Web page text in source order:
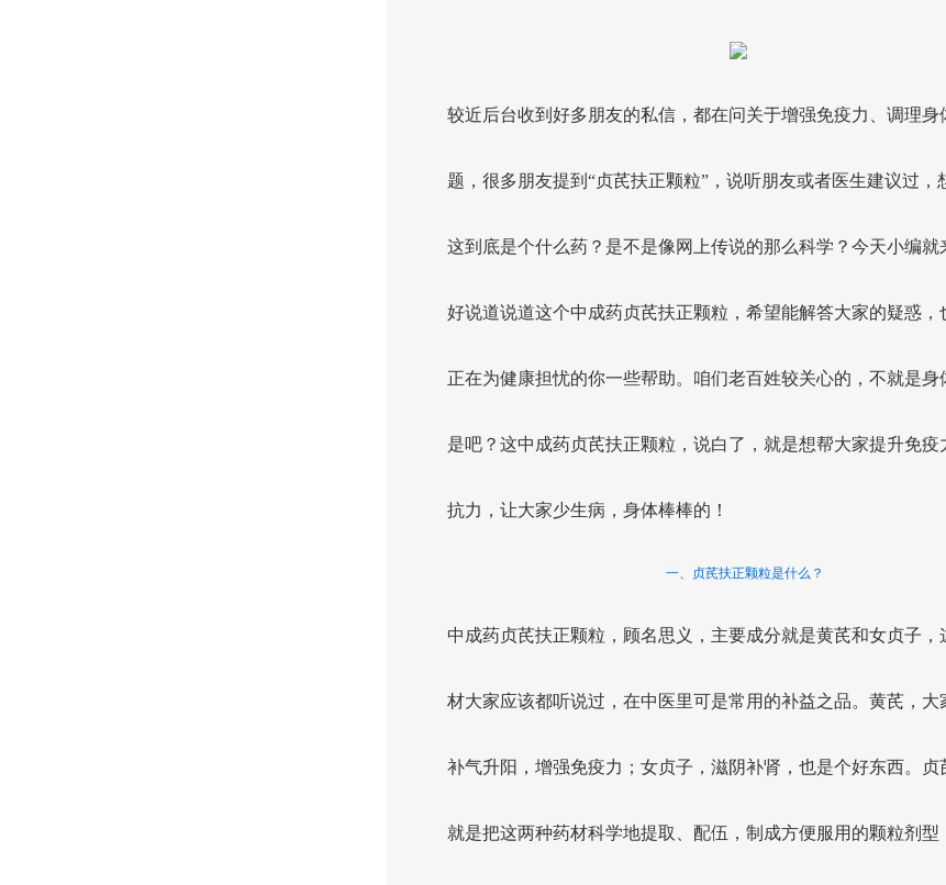
较近后台收到好多朋友的私信，都在问关于增强免疫力、调理身
题，很多朋友提到“贞芪扶正颗粒”，说听朋友或者医生建议过，
这到底是个什么药？是不是像网上传说的那么科学？今天小编就
好说道说道这个中成药贞芪扶正颗粒，希望能解答大家的疑惑，
正在为健康担忧的你一些帮助。咱们老百姓较关心的，不就是身
是吧？这中成药贞芪扶正颗粒，说白了，就是想帮大家提升免疫
抗力，让大家少生病，身体棒棒的！
一、贞芪扶正颗粒是什么？
中成药贞芪扶正颗粒，顾名思义，主要成分就是黄芪和女贞子，
材大家应该都听说过，在中医里可是常用的补益之品。黄芪，大
补气升阳，增强免疫力；女贞子，滋阴补肾，也是个好东西。贞
就是把这两种药材科学地提取、配伍，制成方便服用的颗粒剂型